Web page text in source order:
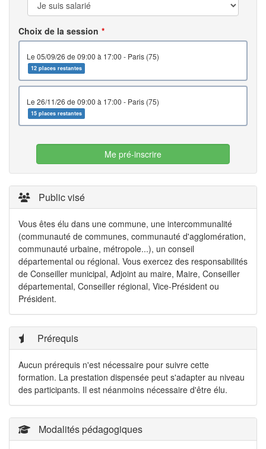
Choix de la session
le 05/09/26 de 09:00 à 17:00 - Paris (75)
12 places restantes
le 26/11/26 de 09:00 à 17:00 - Paris (75)
15 places restantes
Me pré-inscrire
Public visé
Vous êtes élu dans une commune, une intercommunalité
(communauté de communes, communauté d'agglomération,
communauté urbaine, métropole...), un conseil
départemental ou régional. Vous exercez des responsabilités
de Conseiller municipal, Adjoint au maire, Maire, Conseiller
départemental, Conseiller régional, Vice-Président ou
Président.
Prérequis
Aucun prérequis n'est nécessaire pour suivre cette
formation. La prestation dispensée peut s'adapter au niveau
des participants. Il est néanmoins nécessaire d'être élu.
Modalités pédagogiques